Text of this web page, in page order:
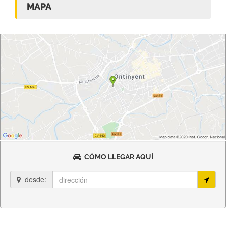
MAPA
CÓMO LLEGAR AQUÍ
desde: